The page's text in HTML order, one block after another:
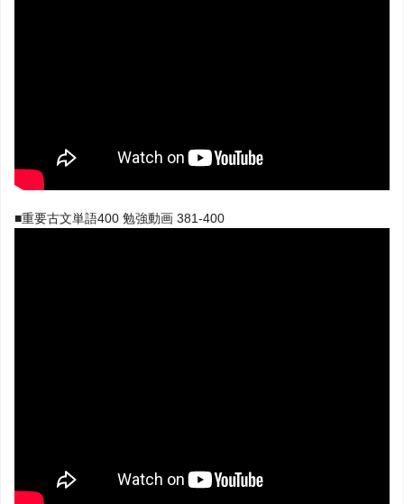
■重要古文単語400 勉強動画 381-400